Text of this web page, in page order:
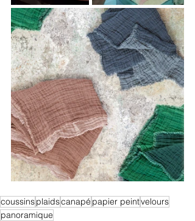
coussinsplaidscanapé papier peintvelours
panoramique